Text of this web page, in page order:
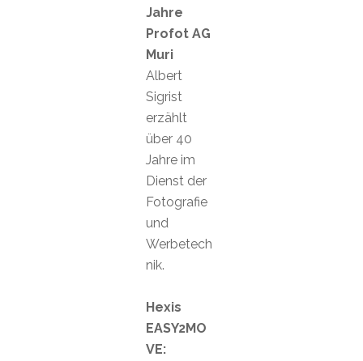
Jahre
Profot AG
Muri
Albert
Sigrist
erzählt
über 40
Jahre im
Dienst der
Fotografie
und
Werbetech
nik.
Hexis
EASY2MO
VE: